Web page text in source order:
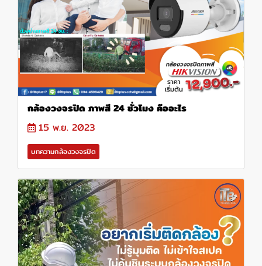
กล้องวงจรปิด ภาพสี 24 ชั่วโมง คืออะไร
15 พ.ย. 2023
บทความกล้องวงจรปิด